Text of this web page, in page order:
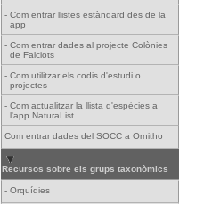
- Com entrar llistes estàndard des de la
app
- Com entrar dades al projecte Colònies
de Falciots
- Com utilitzar els codis d'estudi o
projectes
- Com actualitzar la llista d'espècies a
l'app NaturaList
Com entrar dades del SOCC a Ornitho
Recursos sobre els grups taxonòmics
- Orquídies